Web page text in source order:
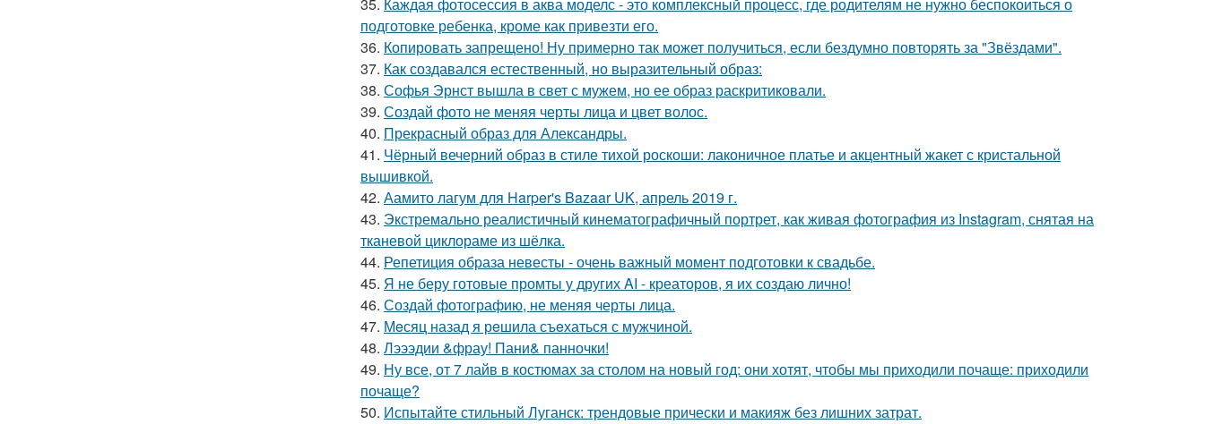
подготовке ребенка, кроме как привезти его.
36. Копировать запрещено! Ну примерно так может получиться, если бездумно повторять за "Звёздами".
37. Как создавался естественный, но выразительный образ:
38. Софья Эрнст вышла в свет с мужем, но ее образ раскритиковали.
39. Создай фото не меняя черты лица и цвет волос.
40. Прекрасный образ для Александры.
41. Чёрный вечерний образ в стиле тихой роскоши: лаконичное платье и акцентный жакет с кристальной
вышивкой.
42. Аамито лагум для Harper's Bazaar UK, апрель 2019 г.
43. Экстремально реалистичный кинематографичный портрет, как живая фотография из Instagram, снятая на
тканевой циклораме из шёлка.
44. Репетиция образа невесты - очень важный момент подготовки к свадьбе.
45. Я не беру готовые промты у других AI - креаторов, я их создаю лично!
46. Создай фотографию, не меняя черты лица.
47. Мeсяц назад я рeшила съeхаться с мужчиной.
48. Лэээдии &фрау! Пани& панночки!
49. Ну все, от 7 лайв в костюмах за столом на новый год: они хотят, чтобы мы приходили почаще: приходили
почаще?
50. Испытайте стильный Луганск: трендовые прически и макияж без лишних затрат.